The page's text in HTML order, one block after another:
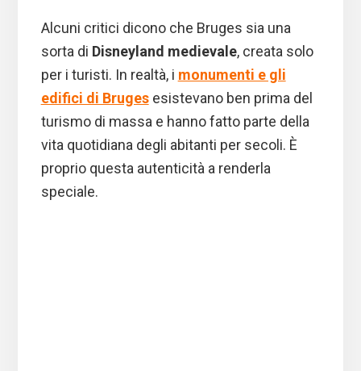
Alcuni critici dicono che Bruges sia una
sorta di Disneyland medievale, creata solo
per i turisti. In realtà, i monumenti e gli
edifici di Brugesesistevano ben prima del
turismo di massa e hanno fatto parte della
vita quotidiana degli abitanti per secoli. È
proprio questa autenticità a renderla
speciale.